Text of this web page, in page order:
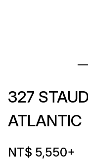
327
ATLANTIC
NT$ 5,550+